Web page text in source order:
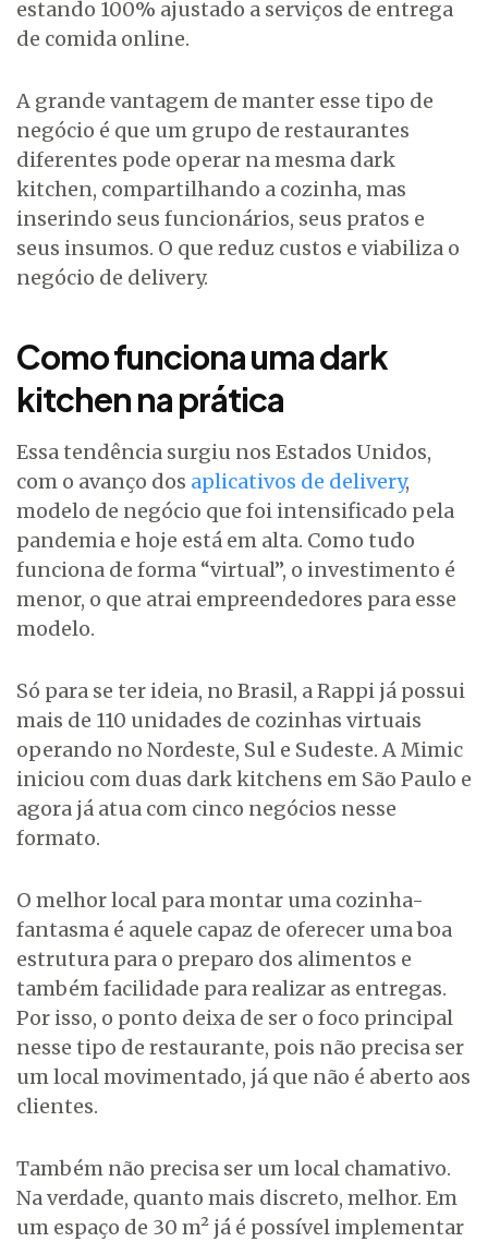
estando 100% ajustado a serviços de entrega
de comida online.
A grande vantagem de manter esse tipo de
negócio é que um grupo de restaurantes
diferentes pode operar na mesma dark
kitchen, compartilhando a cozinha, mas
inserindo seus funcionários, seus pratos e
seus insumos. O que reduz custos e viabiliza o
negócio de delivery.
Como funciona uma dark
kitchen na prática
Essa tendência surgiu nos Estados Unidos,
com o avanço dos aplicativos de delivery,
modelo de negócio que foi intensificado pela
pandemia e hoje está em alta. Como tudo
funciona de forma “virtual”, o investimento é
menor, o que atrai empreendedores para esse
modelo.
Só para se ter ideia, no Brasil, a Rappi já possui
mais de 110 unidades de cozinhas virtuais
operando no Nordeste, Sul e Sudeste. A Mimic
iniciou com duas dark kitchens em São Paulo e
agora já atua com cinco negócios nesse
formato.
O melhor local para montar uma cozinha-
fantasma é aquele capaz de oferecer uma boa
estrutura para o preparo dos alimentos e
também facilidade para realizar as entregas.
Por isso, o ponto deixa de ser o foco principal
nesse tipo de restaurante, pois não precisa ser
um local movimentado, já que não é aberto aos
clientes.
Também não precisa ser um local chamativo.
Na verdade, quanto mais discreto, melhor. Em
um espaço de 30 m² já é possível implementar